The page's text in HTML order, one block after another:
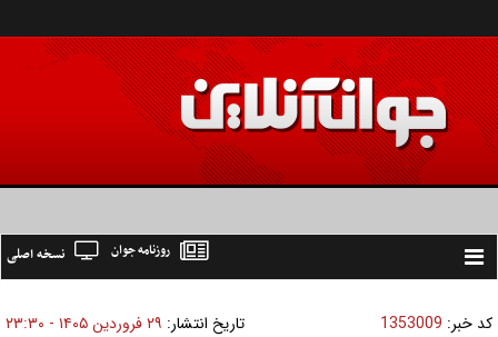
Toggle
نسخه اصلی روزنامه جوان
کد خبر: 1353009 تاریخ انتشار: ۲۹ فروردين ۱۴۰۵ - ۲۳:۳۰